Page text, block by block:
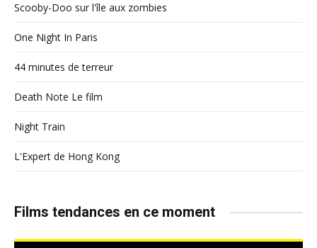
Scooby-Doo sur l'île aux zombies
One Night In Paris
44 minutes de terreur
Death Note Le film
Night Train
L'Expert de Hong Kong
Films tendances en ce moment